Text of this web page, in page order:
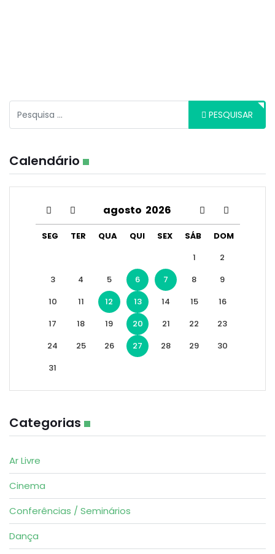
PESQUISAR
Calendário
agosto 2026
SEG TER QUA QUI SEX SÁB
DOM
1
2
3
4 5 6 7 8
9
10
11 12 13 14 15
16
17
18 19 20 21 22
23
24
25 26 27 28 29
30
31
Categorias
Ar Livre
Cinema
Conferências / Seminários
Dança